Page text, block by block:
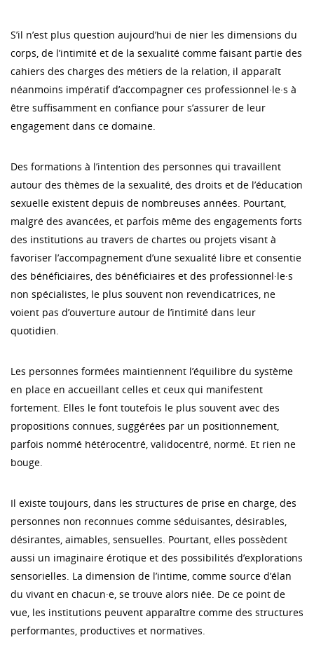
S’il n’est plus question aujourd’hui de nier les dimensions du
corps, de l’intimité et de la sexualité comme faisant partie des
cahiers des charges des métiers de la relation, il apparaît
néanmoins impératif d’accompagner ces professionnel·le·s à
être suffisamment en confiance pour s’assurer de leur
engagement dans ce domaine.
Des formations à l’intention des personnes qui travaillent
autour des thèmes de la sexualité, des droits et de l’éducation
sexuelle existent depuis de nombreuses années. Pourtant,
malgré des avancées, et parfois même des engagements forts
des institutions au travers de chartes ou projets visant à
favoriser l’accompagnement d’une sexualité libre et consentie
des bénéficiaires, des bénéficiaires et des professionnel·le·s
non spécialistes, le plus souvent non revendicatrices, ne
voient pas d’ouverture autour de l’intimité dans leur
quotidien.
Les personnes formées maintiennent l’équilibre du système
en place en accueillant celles et ceux qui manifestent
fortement. Elles le font toutefois le plus souvent avec des
propositions connues, suggérées par un positionnement,
parfois nommé hétérocentré, validocentré, normé. Et rien ne
bouge.
Il existe toujours, dans les structures de prise en charge, des
personnes non reconnues comme séduisantes, désirables,
désirantes, aimables, sensuelles. Pourtant, elles possèdent
aussi un imaginaire érotique et des possibilités d’explorations
sensorielles. La dimension de l’intime, comme source d’élan
du vivant en chacun·e, se trouve alors niée. De ce point de
vue, les institutions peuvent apparaître comme des structures
performantes, productives et normatives.